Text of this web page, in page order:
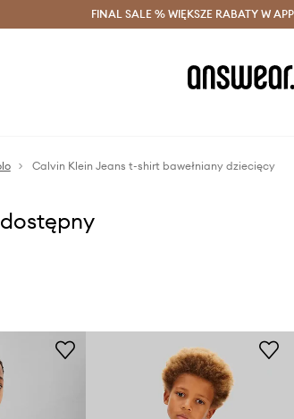
Oszczędzaj z Answear Club > Dostawa
FINAL SALE % WIĘKSZE RABATY W
Calvin Klein Jeans t-shirt bawełniany dziecięcy